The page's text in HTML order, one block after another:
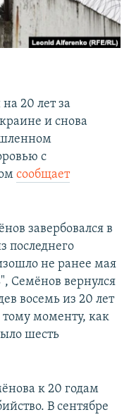
20 лет за
и снова
с
сообщает
завербовался в
последнего
не ранее мая
Семёнов вернулся
восемь из 20 лет
тому моменту, как
шесть
к 20 годам
В сентябре